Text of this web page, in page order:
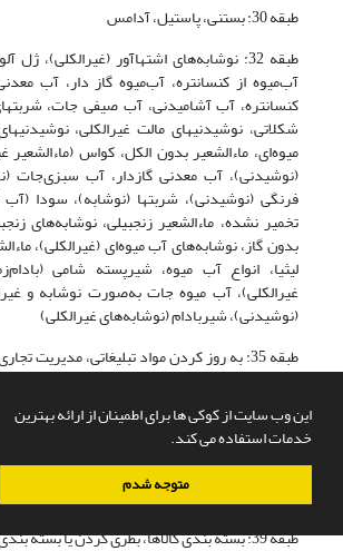
این وب سایت از کوکی ها برای اطمینان از ارائه بهترین
خدمات استفاده می کند.
متوجه شدم
طبقه 30: بستنی، پاستیل، آدامس
طبقه 32: نوشابه‌های اشتهاآور (غیرالکلی)،
آب‌میوه از کنسانتره، آب‌میوه گاز دار، آب
کنسانتره، آب آشامیدنی، آب صیفی جات،
شکلاتی، نوشیدنیهای مالت غیرالکلی،
میوه‌ای، ماءالشعیر بدون الکل، کواس (ماءالشعیر
(نوشیدنی)، آب معدنی گازدار، آب سبزی‌جات
فرنگی (نوشیدنی)، شربتها (نوشابه)، سودا (آب
تخمیر نشده، ماءالشعیر زنجبیلی، نوشابه‌های
بدون گاز، نوشابه‌های آب میوه‌ای (غیرالکلی)،
لیثیا، انواع آب میوه، شیرپسته شامی
غیرالکلی)، آب میوه جات به‌صورت نوشابه و
(نوشیدنی)، شیربادام (نوشابه‌های غیرالکلی)
طبقه 35: به روز کردن مواد تبلیغاتی، مدیریت
یک شبکه کامپیوتری، اجاره زمان تبلیغاتی در
تلویزیونی، چیدن ومرتب کردن ویترین مغازه‌ها،
سازمان‌دهی نمایشگاهها برای مقاصد تبلیغاتی
سازمان‌دهی نمایشگاههای تبلیغاتی و بازرگانی،
مشاوره در امور سازمانی و مدیریت کسب و کار،
و کار
طبقه 39: بسته بندی کالاها، بطری کردن یا بسته